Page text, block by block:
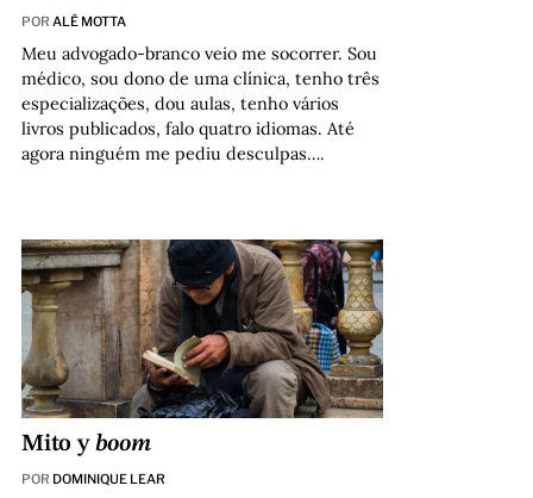
POR ALÊ MOTTA
Meu advogado-branco veio me socorrer. Sou
médico, sou dono de uma clínica, tenho três
especializações, dou aulas, tenho vários
livros publicados, falo quatro idiomas. Até
agora ninguém me pediu desculpas….
Mito y boom
POR DOMINIQUE LEAR